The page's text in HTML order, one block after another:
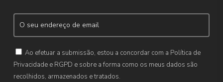
Ao efetuar a submissão, estou a concordar com a Política de
Privacidade e RGPD e sobre a forma como os meus dados são
recolhidos, armazenados e tratados.